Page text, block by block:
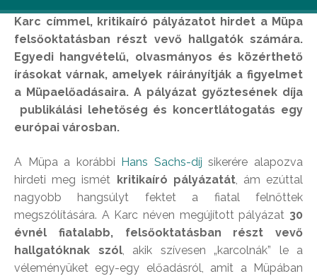
Karc címmel, kritikaíró pályázatot hirdet a Müpa
felsőoktatásban részt vevő hallgatók számára.
Egyedi hangvételű, olvasmányos és közérthető
írásokat várnak, amelyek ráirányítják a figyelmet
a Müpaelőadásaira. A pályázat győztesének díja
publikálási lehetőség és koncertlátogatás egy
európai városban.
A Müpa a korábbi Hans Sachs-díj sikerére alapozva
hirdeti meg ismét
kritikaíró pályázatát, ám ezúttal
nagyobb hangsúlyt fektet a fiatal felnőttek
megszólítására. A Karc néven megújított pályázat 30
évnél fiatalabb, felsőoktatásban részt vevő
hallgatóknak szól, akik szívesen „karcolnák” le a
véleményüket egy-egy előadásról, amit a Müpában